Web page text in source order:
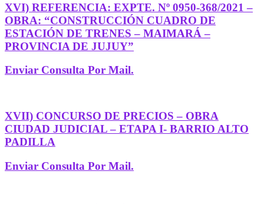
XVI) REFERENCIA: EXPTE. Nº 0950-368/2021 –
OBRA: “CONSTRUCCIÓN CUADRO DE
ESTACIÓN DE TRENES – MAIMARÁ –
PROVINCIA DE JUJUY”
Enviar Consulta Por Mail.
XVII) CONCURSO DE PRECIOS – OBRA
CIUDAD JUDICIAL – ETAPA I- BARRIO ALTO
PADILLA
Enviar Consulta Por Mail.